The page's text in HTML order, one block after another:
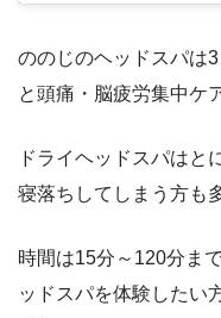
ののじのヘッドスパは
と頭痛・脳疲労集中ケ
ドライヘッドスパはと
寝落ちしてしまう方も
時間は15分～120分ま
ッドスパを体験したい